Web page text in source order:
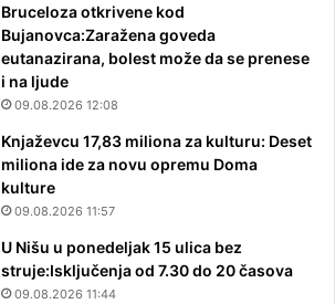
Bruceloza otkrivene kod
Bujanovca:Zaražena goveda
eutanazirana, bolest može da se prenese
i na ljude
09.08.2026 12:08
Knjaževcu 17,83 miliona za kulturu: Deset
miliona ide za novu opremu Doma
kulture
09.08.2026 11:57
U Nišu u ponedeljak 15 ulica bez
struje:Isključenja od 7.30 do 20 časova
09.08.2026 11:44